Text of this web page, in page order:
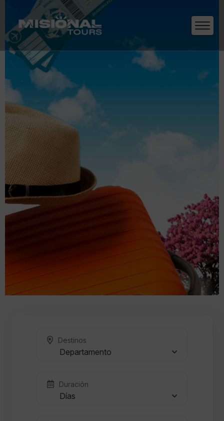
Destinos
Departamento
Duración
Días